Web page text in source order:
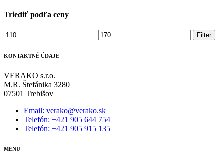
Triediť podľa ceny
Minimálna
cena
Maximálna
cena
Filter
KONTAKTNÉ ÚDAJE
VERAKO s.r.o.
M.R. Štefánika 3280
07501 Trebišov
Email: verako@verako.sk
Telefón: +421 905 644 754
Telefón: +421 905 915 135
MENU